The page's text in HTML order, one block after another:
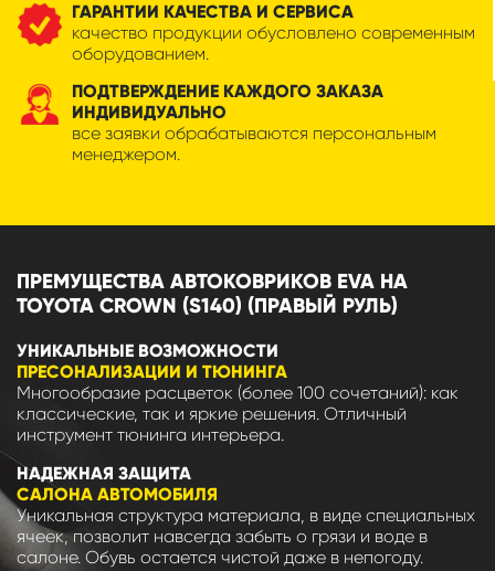
ГАРАНТИИ КАЧЕСТВА И СЕРВИСА
качество продукции обусловлено современным
оборудованием.
ПОДТВЕРЖДЕНИЕ КАЖДОГО ЗАКАЗА
ИНДИВИДУАЛЬНО
все заявки обрабатываются персональным
менеджером.
ПРЕМУЩЕСТВА АВТОКОВРИКОВ EVA НА
TOYOTA CROWN (S140) (ПРАВЫЙ РУЛЬ)
УНИКАЛЬНЫЕ ВОЗМОЖНОСТИ
ПРЕСОНАЛИЗАЦИИ И ТЮНИНГА
Многообразие расцветок (более 100 сочетаний): как
классические, так и яркие решения. Отличный
инструмент тюнинга интерьера.
НАДЕЖНАЯ ЗАЩИТА
САЛОНА АВТОМОБИЛЯ
Уникальная структура материала, в виде специальных
ячеек, позволит навсегда забыть о грязи и воде в
салоне. Обувь остается чистой даже в непогоду.